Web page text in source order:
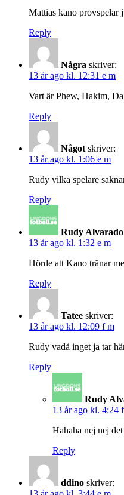
Mattias kano provspelar
Reply
Några skriver:
13 år ago kl. 12:31 e m
Vart är Phew, Hakim,
Reply
Något skriver:
13 år ago kl. 1:06 e m
Rudy vilka spelare
Reply
Rudy Alvarado
13 år ago kl. 1:32 e m
Hörde att Kano tränar
Reply
Tatee skriver:
13 år ago kl. 12:09 f m
Rudy vadå inget ja tar
Reply
Rudy
13 år ago kl. 4:24
Hahaha nej nej
Reply
ddino skriver: